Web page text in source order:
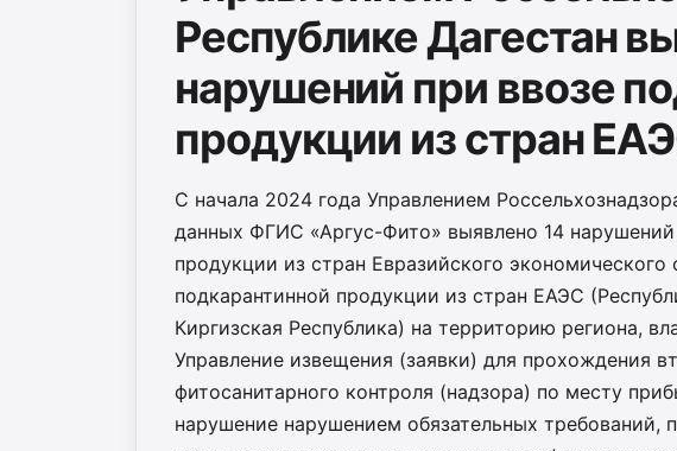
Республике Дагестан
нарушений при ввозе
продукции из стран
С начала 2024 года Управлением
данных ФГИС «Аргус-Фито» выявлено 14 нарушений
продукции из стран Евразийского
подкарантинной продукции из стран ЕАЭС
Киргизская Республика) на территорию региона,
Управление извещения (заявки) для прохождения
фитосанитарного контроля (надзора) по месту
нарушение нарушением обязательных